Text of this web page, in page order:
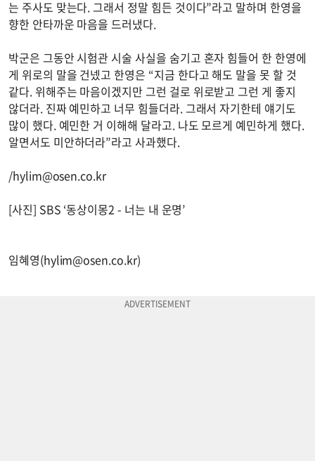
는 주사도 맞는다. 그래서 정말 힘든 것이다”라고 말하며 한영을
향한 안타까운 마음을 드러냈다.
박군은 그동안 시험관 시술 사실을 숨기고 혼자 힘들어 한 한영에
게 위로의 말을 건넸고 한영은 “지금 한다고 해도 말을 못 할 것
같다. 위해주는 마음이겠지만 그런 걸로 위로받고 그런 게 좋지
않더라. 진짜 예민하고 너무 힘들더라. 그래서 자기한테 얘기도
많이 했다. 예민한 거 이해해 달라고. 나도 모르게 예민하게 했다.
알면서도 미안하더라”라고 사과했다.
/hylim@osen.co.kr
[사진] SBS ‘동상이몽2 - 너는 내 운명’
임혜영(hylim@osen.co.kr)